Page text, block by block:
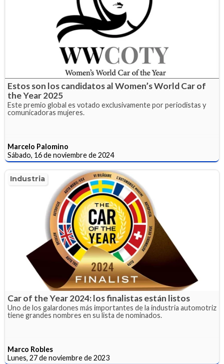
Estos son los candidatos al Women’s World Car of
the Year 2025
Este premio global es votado exclusivamente por periodistas y
comunicadoras mujeres.
Marcelo Palomino
Sábado, 16 de noviembre de 2024
Industria
Car of the Year 2024: los finalistas están listos
Uno de los galardones más importantes de la industria automotriz
tiene grandes nombres en su lista de nominados.
Marco Robles
Lunes, 27 de noviembre de 2023